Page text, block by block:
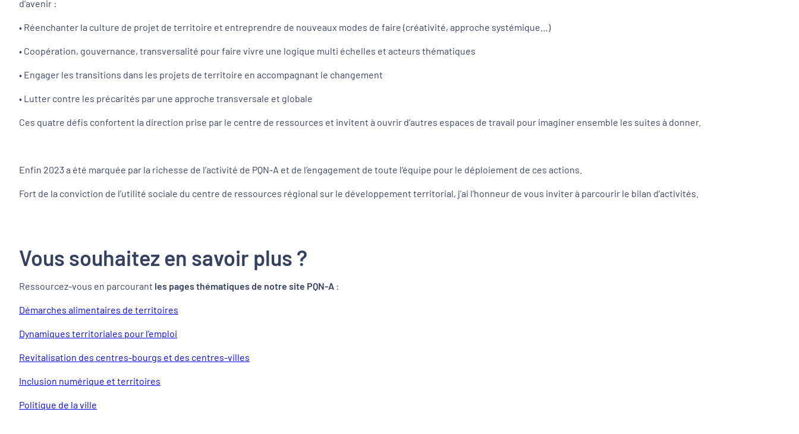
d’avenir :
• Réenchanter la culture de projet de territoire et entreprendre de nouveaux modes de faire (créativité, approche systémique…)
• Coopération, gouvernance, transversalité pour faire vivre une logique multi échelles et acteurs thématiques
• Engager les transitions dans les projets de territoire en accompagnant le changement
• Lutter contre les précarités par une approche transversale et globale
Ces quatre défis confortent la direction prise par le centre de ressources et invitent à ouvrir d’autres espaces de travail pour imaginer ensemble les suites à donner.
Enfin 2023 a été marquée par la richesse de l’activité de PQN-A et de l’engagement de toute l’équipe pour le déploiement de ces actions.
Fort de la conviction de l’utilité sociale du centre de ressources régional sur le développement territorial, j’ai l’honneur de vous inviter à parcourir le bilan d’activités.
Vous souhaitez en savoir plus ?
Ressourcez-vous en parcourant les pages thématiques de notre site PQN-A :
Démarches alimentaires de territoires
Dynamiques territoriales pour l’emploi
Revitalisation des centres-bourgs et des centres-villes
Inclusion numérique et territoires
Politique de la ville